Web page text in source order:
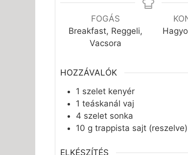
FOGÁS
Breakfast, Reggeli,
Vacsora
HOZZÁVALÓK
1 szelet kenyér
1 teáskanál vaj
4 szelet sonka
10 g trappista sajt (reszelve)
ELKÉSZÍTÉS